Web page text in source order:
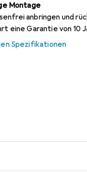
Montage
anbringen und
eine Garantie von 10
Spezifikationen